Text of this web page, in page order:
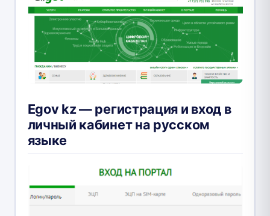
Egov kz — регистрация и вход в
личный кабинет на русском
языке